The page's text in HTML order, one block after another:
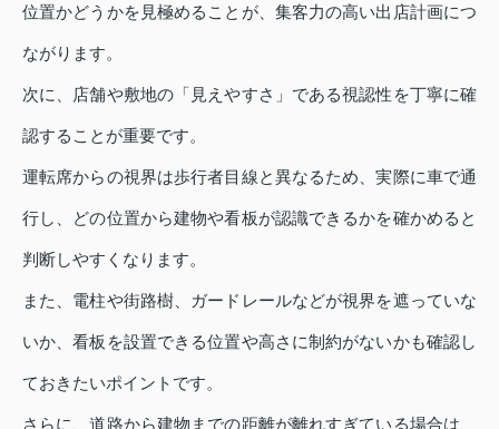
位置かどうかを見極めることが、集客力の高い出店計画につ
ながります。
次に、店舗や敷地の「見えやすさ」である視認性を丁寧に確
認することが重要です。
運転席からの視界は歩行者目線と異なるため、実際に車で通
行し、どの位置から建物や看板が認識できるかを確かめると
判断しやすくなります。
また、電柱や街路樹、ガードレールなどが視界を遮っていな
いか、看板を設置できる位置や高さに制約がないかも確認し
ておきたいポイントです。
さらに、道路から建物までの距離が離れすぎている場合は、